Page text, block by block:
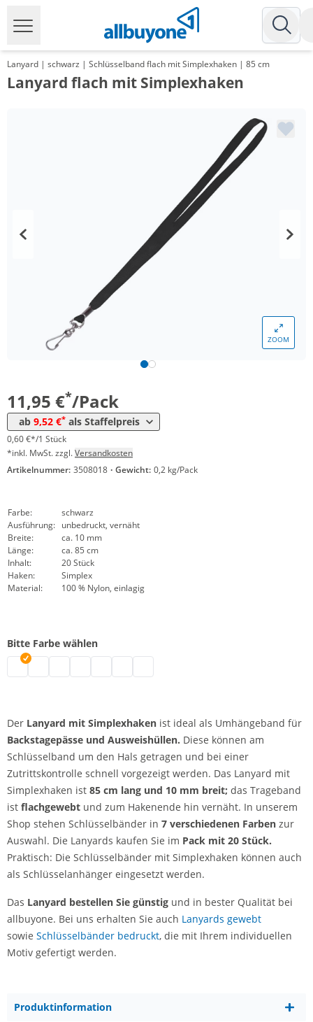
Lanyard | schwarz | Schlüsselband flach mit Simplexhaken | 85 cm
Lanyard flach mit Simplexhaken
ZOOM
11,95 €*/Pack
ab 9,52 €* als Staffelpreis
0,60 €*/1 Stück
*inkl. MwSt. zzgl.Versandkosten
Artikelnummer: 3508018 · Gewicht: 0,2 kg/Pack
Farbe:
schwarz
Ausführung: unbedruckt, vernäht
Breite:
ca. 10 mm
Länge:
ca. 85 cm
Inhalt:
20 Stück
Haken:
Simplex
Material:
100 % Nylon, einlagig
Bitte Farbe wählen
Lanyard | schwarz
Lanyard | weiß
Der Lanyard mit Simplexhaken ist ideal als Umhängeband für
Backstagepässe und Ausweishüllen. Diese können am
Schlüsselband um den Hals getragen und bei einer
Zutrittskontrolle schnell vorgezeigt werden. Das Lanyard mit
Simplexhaken ist 85 cm lang und 10 mm breit; das Trageband
ist flachgewebt und zum Hakenende hin vernäht. In unserem
Shop stehen Schlüsselbänder in 7 verschiedenen Farben zur
Auswahl. Die Lanyards kaufen Sie im Pack mit 20 Stück.
Praktisch: Die Schlüsselbänder mit Simplexhaken können auch
als Schlüsselanhänger eingesetzt werden.
Das Lanyard bestellen Sie günstig und in bester Qualität bei
allbuyone. Bei uns erhalten Sie auch Lanyards gewebt
sowie Schlüsselbänder bedruckt, die mit Ihrem individuellen
Motiv gefertigt werden.
Produktinformation